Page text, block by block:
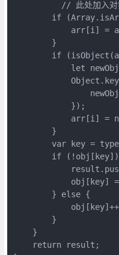
// 此处加入对
if
arr[i] =
        }
if
let
            });
arr[i] =
        }
var key =
if
obj[key]
        } else {
        }
    }
    return result;